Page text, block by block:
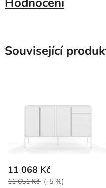
Související
11 068 Kč
11 651 Kč (–5 %)